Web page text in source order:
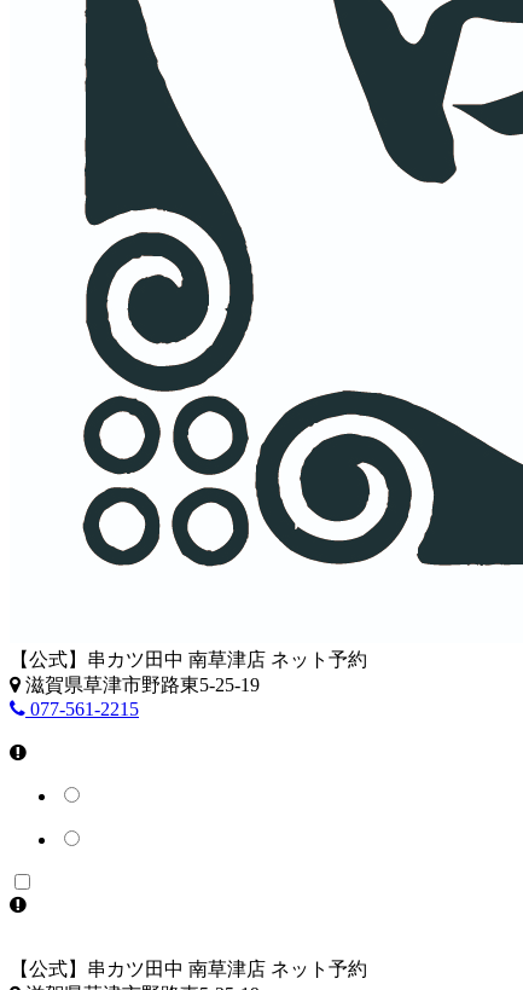
【公式】串カツ田中 南草津店 ネット予約
滋賀県草津市野路東5-25-19
077-561-2215
【公式】串カツ田中 南草津店 ネット予約